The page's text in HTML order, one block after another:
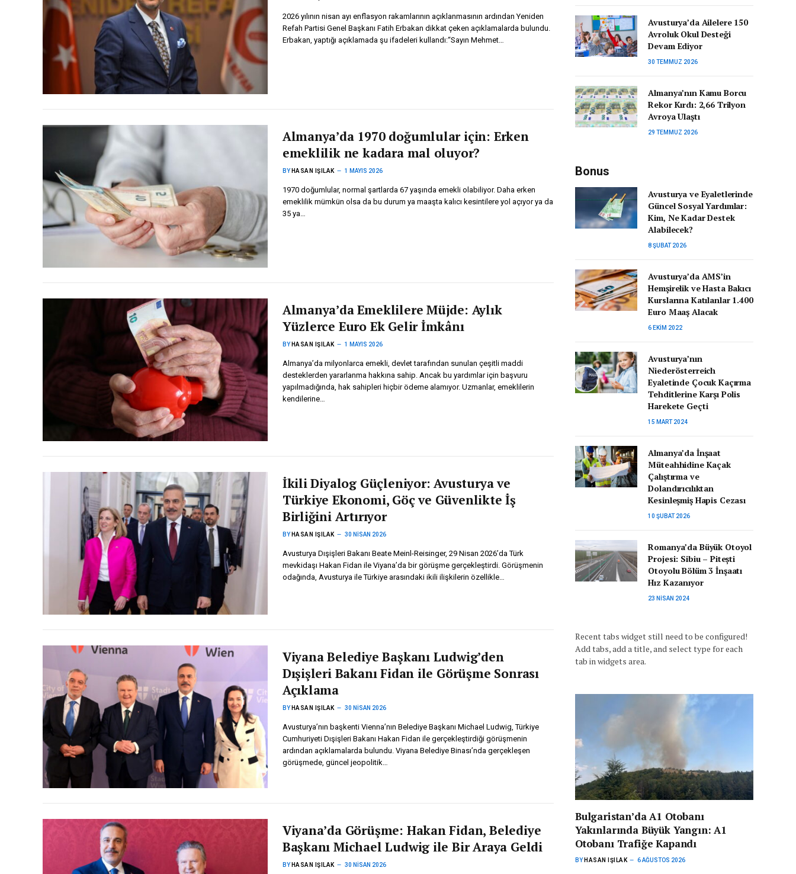
2026 yılının nisan ayı enflasyon rakamlarının açıklanmasının ardından Yeniden
Refah Partisi Genel Başkanı Fatih Erbakan dikkat çeken açıklamalarda bulundu.
Erbakan, yaptığı açıklamada şu ifadeleri kullandı:“Sayın Mehmet…
Almanya’da 1970 doğumlular için: Erken
emeklilik ne kadara mal oluyor?
BY HASAN IŞILAK 1 MAYIS 2026
1970 doğumlular, normal şartlarda 67 yaşında emekli olabiliyor. Daha erken
emeklilik mümkün olsa da bu durum ya maaşta kalıcı kesintilere yol açıyor ya da
35 ya…
Almanya’da Emeklilere Müjde: Aylık
Yüzlerce Euro Ek Gelir İmkânı
BY HASAN IŞILAK 1 MAYIS 2026
Almanya’da milyonlarca emekli, devlet tarafından sunulan çeşitli maddi
desteklerden yararlanma hakkına sahip. Ancak bu yardımlar için başvuru
yapılmadığında, hak sahipleri hiçbir ödeme alamıyor. Uzmanlar, emeklilerin
kendilerine…
İkili Diyalog Güçleniyor: Avusturya ve
Türkiye Ekonomi, Göç ve Güvenlikte İş
Birliğini Artırıyor
BY HASAN IŞILAK 30 NISAN 2026
Avusturya Dışişleri Bakanı Beate Meinl-Reisinger, 29 Nisan 2026’da Türk
mevkidaşı Hakan Fidan ile Viyana’da bir görüşme gerçekleştirdi. Görüşmenin
odağında, Avusturya ile Türkiye arasındaki ikili ilişkilerin özellikle…
Viyana Belediye Başkanı Ludwig’den
Dışişleri Bakanı Fidan ile Görüşme Sonrası
Açıklama
BY HASAN IŞILAK 30 NISAN 2026
Avusturya’nın başkenti Vienna’nın Belediye Başkanı Michael Ludwig, Türkiye
Cumhuriyeti Dışişleri Bakanı Hakan Fidan ile gerçekleştirdiği görüşmenin
ardından açıklamalarda bulundu. Viyana Belediye Binası’nda gerçekleşen
görüşmede, güncel jeopolitik…
Viyana’da Görüşme: Hakan Fidan, Belediye
Başkanı Michael Ludwig ile Bir Araya Geldi
BY HASAN IŞILAK 30 NISAN 2026
Avusturya’da Ailelere 150
Avroluk Okul Desteği
Devam Ediyor
30 TEMMUZ 2026
Almanya’nın Kamu Borcu
Rekor Kırdı: 2,66 Trilyon
Avroya Ulaştı
29 TEMMUZ 2026
Bonus
Avusturya ve Eyaletlerinde
Güncel Sosyal Yardımlar:
Kim, Ne Kadar Destek
Alabilecek?
8 ŞUBAT 2026
Avusturya’da AMS’in
Hemşirelik ve Hasta Bakıcı
Kurslarına Katılanlar 1.400
Euro Maaş Alacak
6 EKIM 2022
Avusturya’nın
Niederösterreich
Eyaletinde Çocuk Kaçırma
Tehditlerine Karşı Polis
Harekete Geçti
15 MART 2024
Almanya’da İnşaat
Müteahhidine Kaçak
Çalıştırma ve
Dolandırıcılıktan
Kesinleşmiş Hapis Cezası
10 ŞUBAT 2026
Romanya’da Büyük Otoyol
Projesi: Sibiu – Pitești
Otoyolu Bölüm 3 İnşaatı
Hız Kazanıyor
23 NISAN 2024
Recent tabs widget still need to be configured!
Add tabs, add a title, and select type for each
tab in widgets area.
Bulgaristan’da A1 Otobanı
Yakınlarında Büyük Yangın: A1
Otobanı Trafiğe Kapandı
BY HASAN IŞILAK 6 AĞUSTOS 2026